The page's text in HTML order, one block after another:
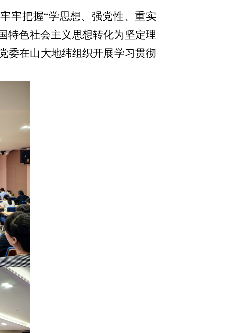
牢把握“学思想、强党性、重实
特色社会主义思想转化为坚定理
委在山大地纬组织开展学习贯彻